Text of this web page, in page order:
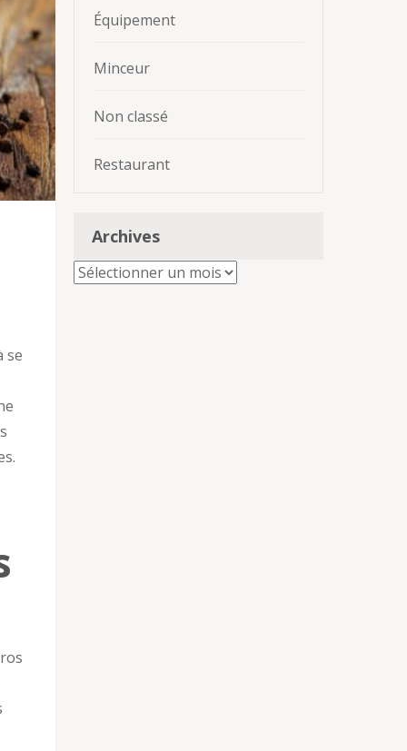
se
Équipement
Minceur
Non classé
Restaurant
Archives
Archives